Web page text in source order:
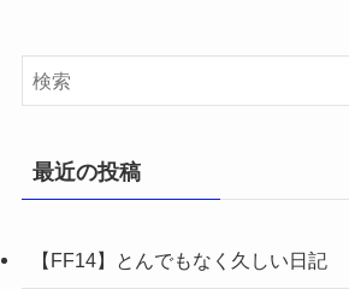
最近の投稿
【FF14】とんでもなく久しい日記